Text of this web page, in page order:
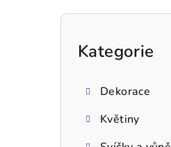
P
Přeskočit
Kategorie
Dekorace
Květiny